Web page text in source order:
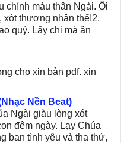
chính máu thân Ngài. Ôi
xót thương nhân thế!2.
quý. Lấy chi mà ân
cho xin bản pdf. xin
Nền Beat)
Ngài giàu lòng xót
đêm ngày. Lạy Chúa
ban tình yêu và tha thứ,